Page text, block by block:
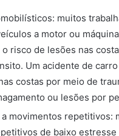
muitos
a motor ou
risco de lesões nas
Um acidente de
costas por meio de
ou lesões por
movimentos repetitivos:
de baixo estresse